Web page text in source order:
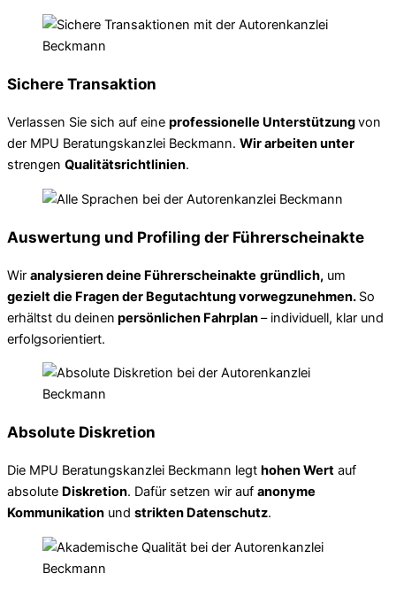
Sichere Transaktion
Verlassen Sie sich auf eine professionelle Unterstützungvon
der MPU Beratungskanzlei Beckmann. Wir arbeiten unter
strengen Qualitätsrichtlinien.
Auswertung und Profiling der Führerscheinakte
Wir analysieren deine Führerscheinakte gründlich, um
gezielt die Fragen der Begutachtung vorwegzunehmen. So
erhältst du deinen persönlichen Fahrplan– individuell, klar und
erfolgsorientiert.
Absolute Diskretion
Die MPU Beratungskanzlei Beckmann legt hohen Wert auf
absolute Diskretion. Dafür setzen wir auf anonyme
Kommunikation und strikten Datenschutz.